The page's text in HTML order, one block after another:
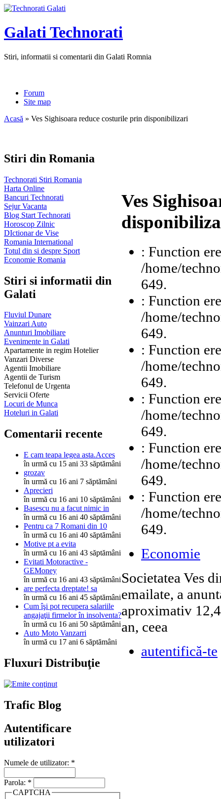
Galati Technorati
Stiri, informatii si comentarii din Galati Romnia
Forum
Site map
Acasă » Ves Sighisoara reduce costurile prin disponibilizari
Stiri din Romania
Technorati Stiri Romania
Harta Online
Bancuri Technorati
Sejur Vacanta
Blog Start Technorati
Horoscop Zilnic
DIctionar de Vise
Romania International
Totul din si despre Sport
Economie Romania
Stiri si informatii din
Galati
Fluviul Dunare
Vainzari Auto
Anunturi Imobiliare
Evenimente in Galati
Apartamente in regim Hotelier
Vanzari Diverse
Agentii Imobiliare
Agentii de Turism
Telefonul de Urgenta
Servicii Oferte
Locuri de Munca
Hoteluri in Galati
Comentarii recente
E cam teapa legea asta.Acces
în urmă cu 15 ani 33 săptămâni
grozav
în urmă cu 16 ani 7 săptămâni
Aprecieri
în urmă cu 16 ani 10 săptămâni
Basescu nu a facut nimic in
în urmă cu 16 ani 40 săptămâni
Pentru ca 7 Romani din 10
în urmă cu 16 ani 40 săptămâni
Motive pt a evita
în urmă cu 16 ani 43 săptămâni
Evitati Motoractive -
GEMoney
în urmă cu 16 ani 43 săptămâni
are perfecta dreptate! sa
în urmă cu 16 ani 45 săptămâni
Cum îşi pot recupera salariile
angajaţii firmelor în insolventa?
în urmă cu 16 ani 50 săptămâni
Auto Moto Vanzarri
în urmă cu 17 ani 6 săptămâni
Fluxuri Distribuţie
Trafic Blog
Autentificare
utilizatori
Numele de utilizator: *
Parola: *
CAPTCHA
Ves
: Function
/home/
649.
: Function
/home/
649.
: Function
/home/
649.
: Function
/home/
649.
: Function
/home/
649.
: Function
/home/
649.
Economie
Societatea Ves
emailate, a
aproximativ
an, ceea
autentifică-te